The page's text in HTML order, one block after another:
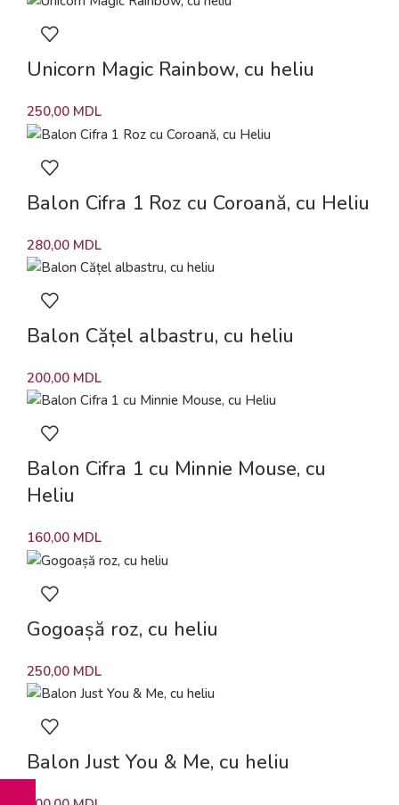
Unicorn Magic Rainbow, cu heliu
250,00 MDL
Balon Cifra 1 Roz cu Coroană, cu Heliu
280,00 MDL
Balon Cățel albastru, cu heliu
200,00 MDL
Balon Cifra 1 cu Minnie Mouse, cu
Heliu
160,00 MDL
Gogoașă roz, cu heliu
250,00 MDL
Balon Just You & Me, cu heliu